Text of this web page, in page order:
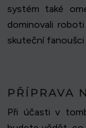
systém také
dominovali
skuteční fanoušci
PŘÍPRAVA
Při účasti v